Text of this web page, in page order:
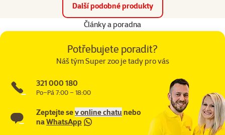
Další podobné produkty
Články a poradna
Potřebujete poradit?
Náš tým Super zoo je tady pro vás
321 000 180
Po–Pá 7:00 – 18:00
Zeptejte sev online chatunebo
naWhatsApp